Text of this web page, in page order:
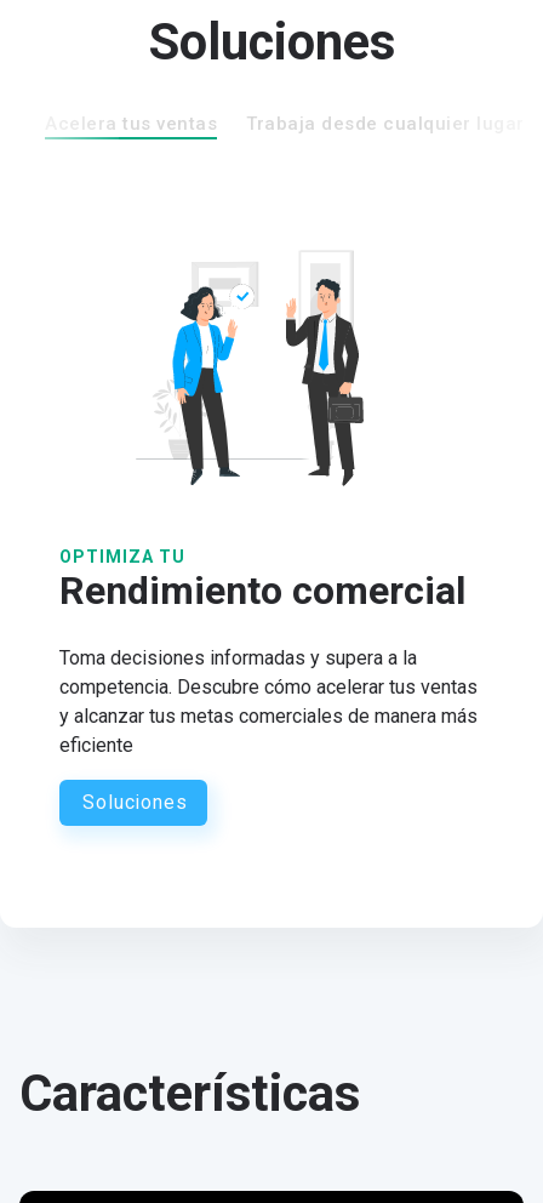
Soluciones
Acelera tus ventas Trabaja desde cualquier lugar
OPTIMIZA TU
Rendimiento comercial
Toma decisiones informadas y supera a la
competencia. Descubre cómo acelerar tus ventas
y alcanzar tus metas comerciales de manera más
eficiente
Soluciones
Características